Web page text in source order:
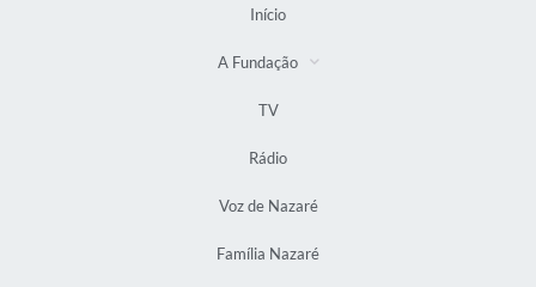
Início
A Fundação
TV
Rádio
Voz de Nazaré
Família Nazaré